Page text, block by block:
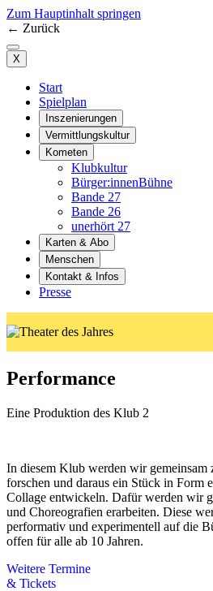
Zum Hauptinhalt springen
← Zurück
X
Start
Spielplan
Inszenierungen
Vermittlungskultur
Kometen
Klubkultur
Bürger:innenBühne
Bande 27
Bande 26
unerhört 27
Karten & Abo
Menschen
Kontakt & Infos
Presse
Performance
Eine Produktion des Klub 2
In diesem Klub werden wir gemeinsam
forschen und daraus ein Stück in Form
Collage entwickeln. Dafür werden wir
und Choreografien erarbeiten. Diese
performativ und experimentell auf die
offen für alle ab 10 Jahren.
Weitere Termine
& Tickets